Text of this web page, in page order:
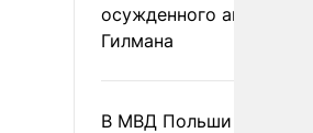
осужденного
Гилмана
В МВД Польши назвали